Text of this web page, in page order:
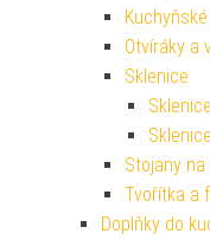
Otvíráky a
Sklenice
Stojany na
Tvořítka a
Doplňky do